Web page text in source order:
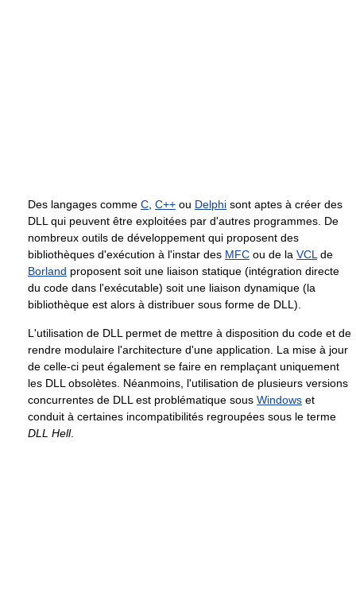
Des langages comme C C++ ou Delphi sont aptes à créer des
DLL qui peuvent être exploitées par d'autres programmes. De
nombreux outils de développement qui proposent des
bibliothèques d'exécution à l'instar des MFC ou de la VCL de
Borland proposent soit une liaison statique (intégration directe
du code dans l'exécutable) soit une liaison dynamique (la
bibliothèque est alors à distribuer sous forme de DLL).
L'utilisation de DLL permet de mettre à disposition du code et de
rendre modulaire l'architecture d'une application. La mise à jour
de celle-ci peut également se faire en remplaçant uniquement
les DLL obsolètes. Néanmoins, l'utilisation de plusieurs versions
concurrentes de DLL est problématique sous Windows et
conduit à certaines incompatibilités regroupées sous le terme
DLL Hell.